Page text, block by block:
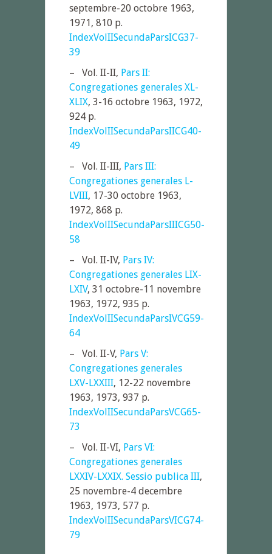
septembre-20 octobre 1963,
1971, 810 p.
IndexVolIISecundaParsICG37-
39
– Vol. II-II, Pars II:
Congregationes generales XL-
XLIX, 3-16 octobre 1963, 1972,
924 p.
IndexVolIISecundaParsIICG40-
49
– Vol. II-III, Pars III:
Congregationes generales L-
LVIII, 17-30 octobre 1963,
1972, 868 p.
IndexVolIISecundaParsIIICG50-
58
– Vol. II-IV, Pars IV:
Congregationes generales LIX-
LXIV, 31 octobre-11 novembre
1963, 1972, 935 p.
IndexVolIISecundaParsIVCG59-
64
– Vol. II-V, Pars V:
Congregationes generales
LXV-LXXIII, 12-22 novembre
1963, 1973, 937 p.
IndexVolIISecundaParsVCG65-
73
– Vol. II-VI, Pars VI:
Congregationes generales
LXXIV-LXXIX. Sessio publica III,
25 novembre-4 decembre
1963, 1973, 577 p.
IndexVolIISecundaParsVICG74-
79